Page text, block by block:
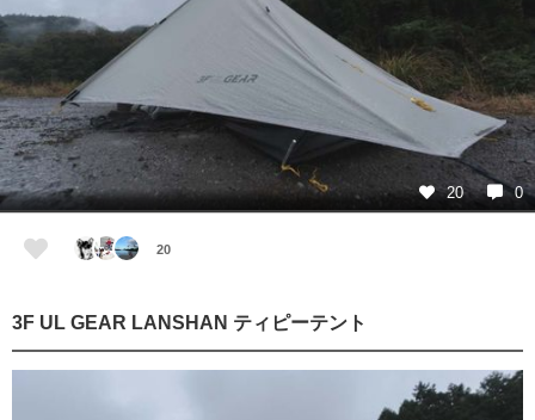
20 0
20
3F UL GEAR LANSHAN ティピーテント